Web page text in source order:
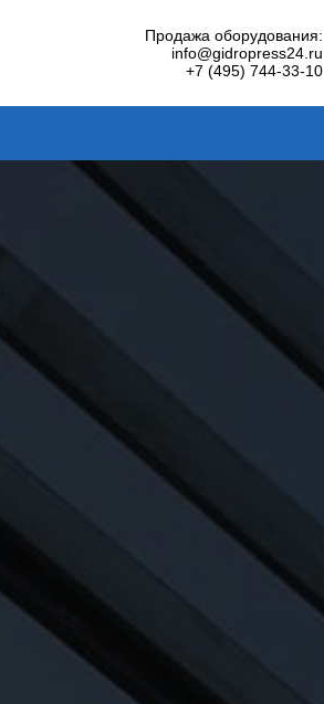
Продажа оборудования:
info@gidropress24.ru
+7 (495) 744-33-10